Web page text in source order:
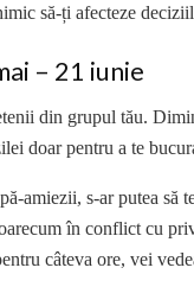
să-ți afecteze
– 21 iunie
din grupul tău.
doar pentru a te
amiezii, s-ar putea să
în conflict cu
câteva ore, vei